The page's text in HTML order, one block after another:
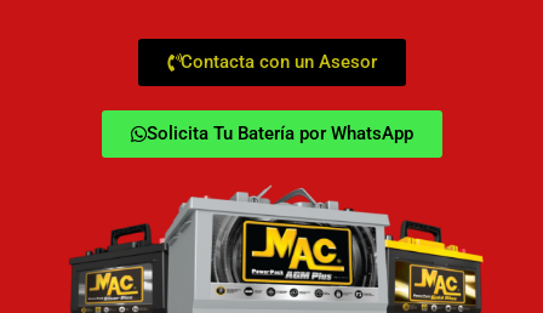
Contacta con un Asesor
Solicita Tu Batería por WhatsApp